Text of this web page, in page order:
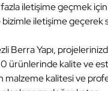
fazla iletişime geçmek
iletişime geçerek
Berra Yapı,
ürünlerinde kalite ve
malzeme kalitesi ve